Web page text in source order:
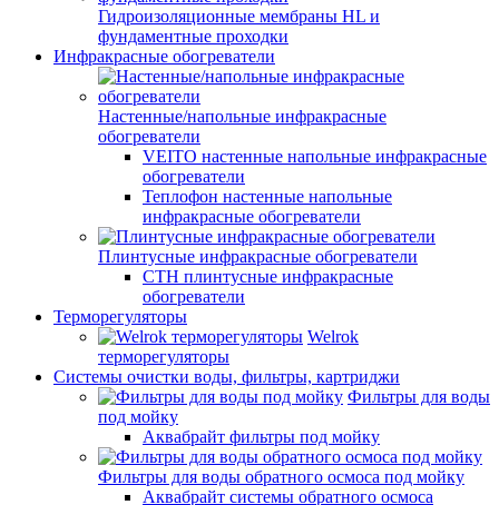
Гидроизоляционные мембраны HL и
фундаментные проходки
Инфракрасные обогреватели
Настенные/напольные инфракрасные
обогреватели
VEITO настенные напольные инфракрасные
обогреватели
Теплофон настенные напольные
инфракрасные обогреватели
Плинтусные инфракрасные обогреватели
СТН плинтусные инфракрасные
обогреватели
Терморегуляторы
Welrok
терморегуляторы
Системы очистки воды, фильтры, картриджи
Фильтры для воды
под мойку
Аквабрайт фильтры под мойку
Фильтры для воды обратного осмоса под мойку
Аквабрайт системы обратного осмоса